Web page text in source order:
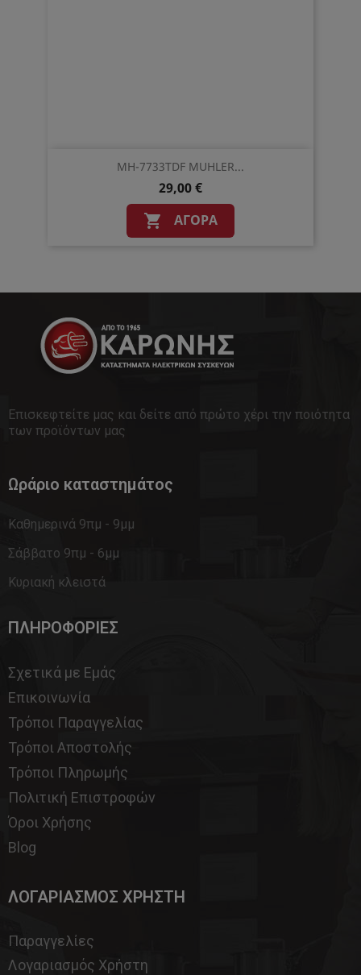
MH-7733TDF MUHLER...
29,00 €
 ΑΓΟΡΆ
Επισκεφτείτε μας και δείτε από πρώτο χέρι την ποιότητα
των προϊόντων μας
Ωράριο καταστημάτος
Καθημερινά 9πμ - 9μμ
Σάββατο 9πμ - 6μμ
Κυριακή κλειστά
ΠΛΗΡΟΦΟΡΙΕΣ
Σχετικά με Εμάς
Επικοινωνία
Τρόποι Παραγγελίας
Τρόποι Αποστολής
Τρόποι Πληρωμής
Πολιτική Επιστροφών
Όροι Χρήσης
Blog
ΛΟΓΑΡΙΑΣΜΟΣ ΧΡΗΣΤΗ
Παραγγελίες
Λογαριασμός Χρήστη